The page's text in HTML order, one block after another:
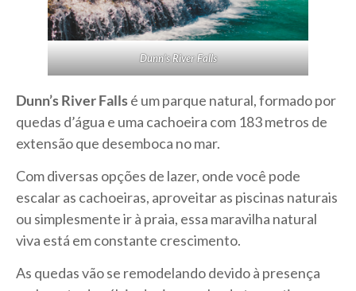
Dunn’s River Falls
Dunn’s River Fallsé um parque natural, formado por
quedas d’água e uma cachoeira com 183 metros de
extensão que desemboca no mar.
Com diversas opções de lazer, onde você pode
escalar as cachoeiras, aproveitar as piscinas naturais
ou simplesmente ir à praia, essa maravilha natural
viva está em constante crescimento.
As quedas vão se remodelando devido à presença